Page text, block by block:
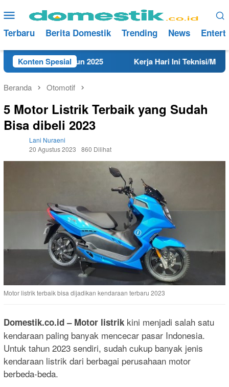
ke
konten
Menu
Mobile
Terbaru Berita Domestik Trending News
Konten Spesial
Tahun 2025 Kerja Hari Ini Teknisi/Mekanik
Beranda Otomotif
5 Motor Listrik Terbaik yang Sudah
Bisa dibeli 2023
Lani Nuraeni
20 Agustus 2023
860 Dilihat
Motor listrik terbaik bisa dijadikan kendaraan terbaru 2023
Domestik.co.id – Motor listrik kini menjadi salah satu
kendaraan paling banyak mencecar pasar Indonesia.
Untuk tahun 2023 sendiri, sudah cukup banyak jenis
kendaraan listrik dari berbagai perusahaan motor
berbeda-beda.